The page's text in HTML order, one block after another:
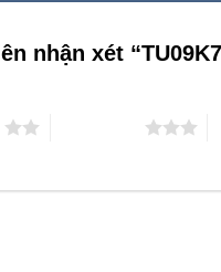
nhận xét